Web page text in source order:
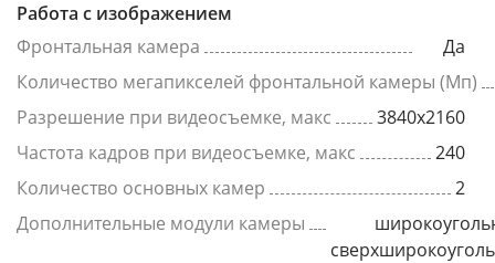
Работа с изображением
Фронтальная камера
Да
Количество мегапикселей фронтальной камеры (Мп)
Разрешение при видеосъемке, макс
3840x2160
Частота кадров при видеосъемке, макс
240
Количество основных камер
2
Дополнительные модули камеры